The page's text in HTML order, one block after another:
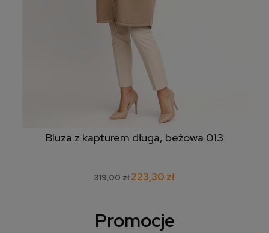
Bluza z kapturem długa, beżowa 013
319,00 zł223,30 zł
Promocje